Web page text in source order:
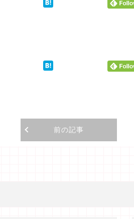
前の記事